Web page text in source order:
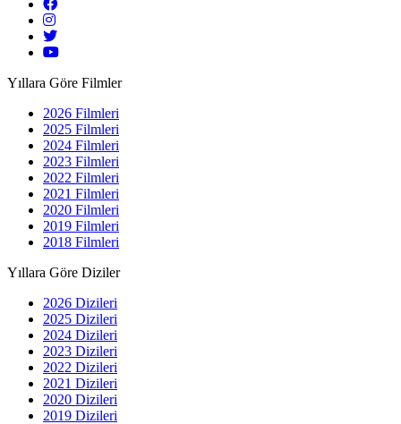
Yıllara Göre Filmler
2026 Filmleri
2025 Filmleri
2024 Filmleri
2023 Filmleri
2022 Filmleri
2021 Filmleri
2020 Filmleri
2019 Filmleri
2018 Filmleri
Yıllara Göre Diziler
2026 Dizileri
2025 Dizileri
2024 Dizileri
2023 Dizileri
2022 Dizileri
2021 Dizileri
2020 Dizileri
2019 Dizileri